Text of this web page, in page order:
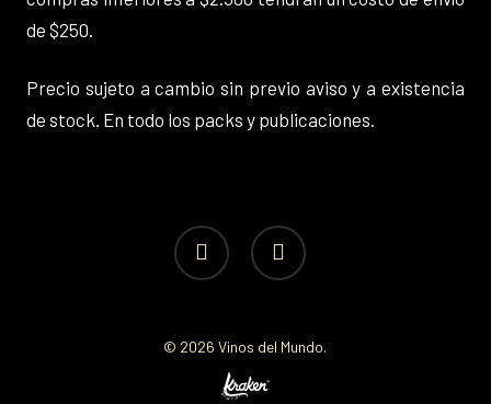
de $250.
Precio sujeto a cambio sin previo aviso y a existencia
de stock. En todo los packs y publicaciones.
facebook instagram
© 2026 Vinos del Mundo.